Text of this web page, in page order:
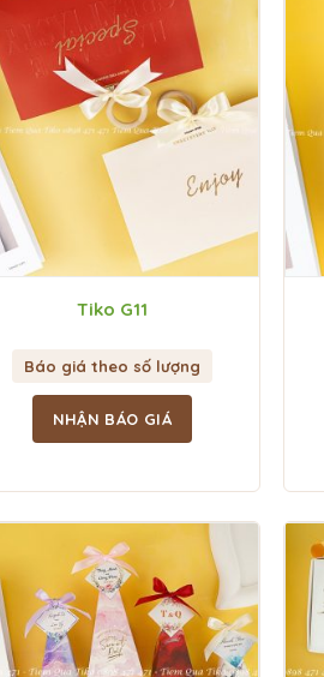
Tiko G11
Báo giá theo số lượng
NHẬN BÁO GIÁ